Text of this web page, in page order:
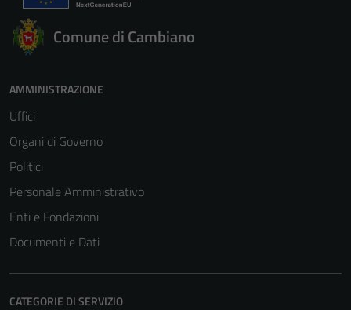
Comune di Cambiano
AMMINISTRAZIONE
Uffici
Organi di Governo
Politici
Personale Amministrativo
Enti e Fondazioni
Documenti e Dati
CATEGORIE DI SERVIZIO